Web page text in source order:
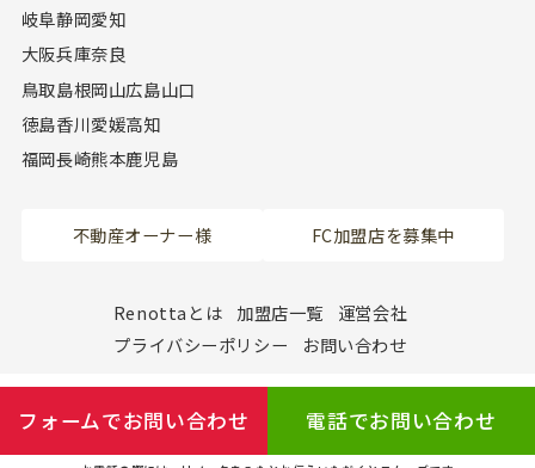
岐阜静岡愛知
大阪兵庫奈良
鳥取島根岡山広島山口
徳島香川愛媛高知
福岡長崎熊本鹿児島
不動産オーナー様 FC加盟店を募集中
Renottaとは 加盟店一覧
運営会社
プライバシーポリシー
お問い合わせ
フォームでお問い合わせ 電話でお問い合わせ